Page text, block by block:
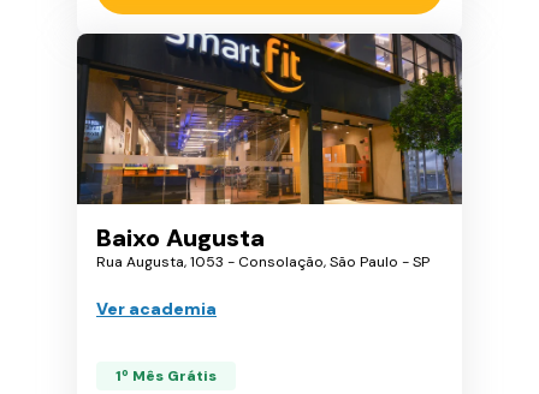
Baixo Augusta
Rua Augusta, 1053 - Consolação, São Paulo - SP
Ver academia
1º Mês Grátis